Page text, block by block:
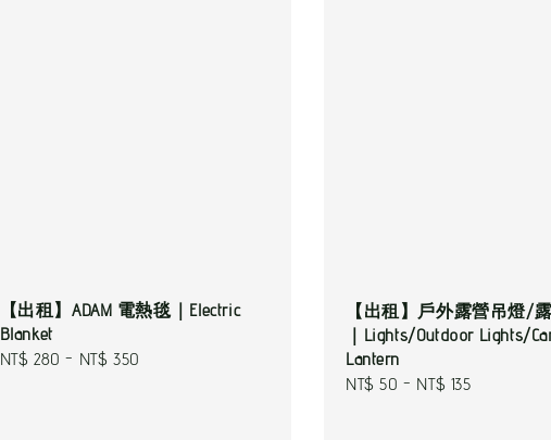
【出租】ADAM 電熱毯｜Electric
Blanket
Regular
NT$ 280 - NT$ 350
【出租】戶外露營吊燈/
｜Lights/Outdoor Lights/
Lantern
Regular
NT$ 50 - NT$ 135